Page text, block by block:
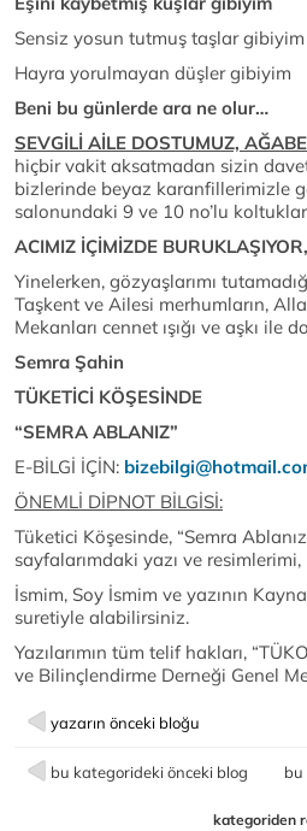
Sensiz yosun tutmuş taşlar gibiyim
Hayra yorulmayan düşler gibiyim
Beni bu günlerde ara ne olur…
SEVGİLİ AİLE DOSTUMUZ,
hiçbir vakit aksatmadan sizin
bizlerinde beyaz karanfillerimizle
salonundaki 9 ve 10 no’lu
ACIMIZ İÇİMİZDE
Yinelerken, gözyaşlarımı
Taşkent ve Ailesi merhumların,
Mekanları cennet ışığı ve aşkı ile
Semra Şahin
TÜKETİCİ KÖŞESİNDE
“SEMRA ABLANIZ”
E-BİLGİ İÇİN:
ÖNEMLİ DİPNOT BİLGİSİ:
Tüketici Köşesinde, “Semra
sayfalarımdaki yazı ve resimlerimi,
İsmim, Soy İsmim ve yazının
suretiyle alabilirsiniz.
Yazılarımın tüm telif hakları,
ve Bilinçlendirme Derneği Genel
yazarın önceki bloğu
bu kategorideki önceki blog bu
kategoriden